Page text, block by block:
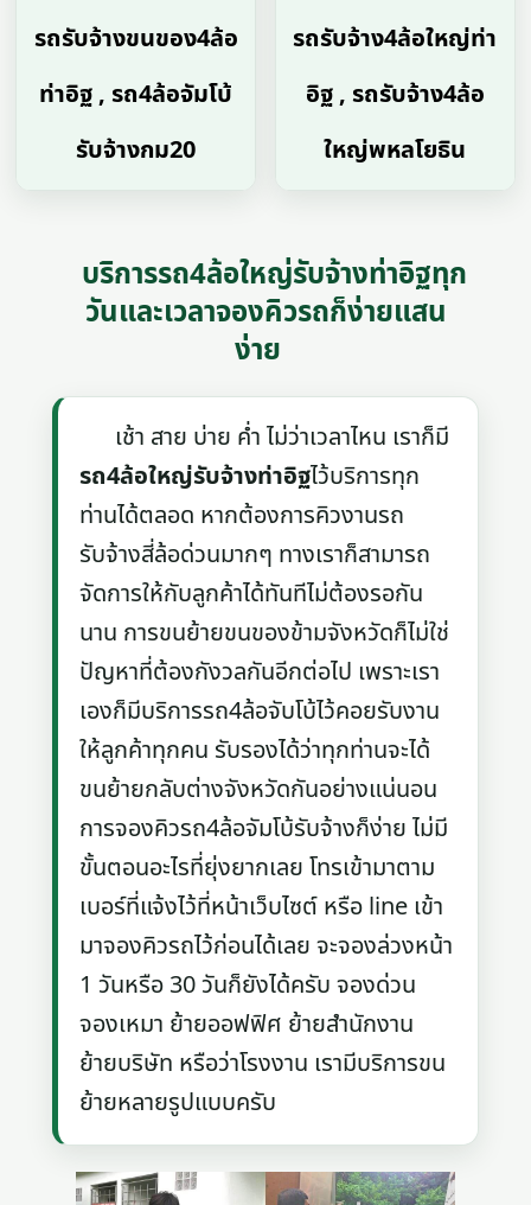
รถรับจ้างขนของ4ล้อ
ท่าอิฐ , รถ4ล้อจัมโบ้
รับจ้างกม20
รถรับจ้าง4ล้อใหญ่ท่า
อิฐ , รถรับจ้าง4ล้อ
ใหญ่พหลโยธิน
บริการรถ4ล้อใหญ่รับจ้างท่าอิฐทุก
วันและเวลาจองคิวรถก็ง่ายแสน
ง่าย
เช้า สาย บ่าย ค่ำ ไม่ว่าเวลาไหน เราก็มี
รถ4ล้อใหญ่รับจ้างท่าอิฐไว้บริการทุก
ท่านได้ตลอด หากต้องการคิวงานรถ
รับจ้างสี่ล้อด่วนมากๆ ทางเราก็สามารถ
จัดการให้กับลูกค้าได้ทันทีไม่ต้องรอกัน
นาน การขนย้ายขนของข้ามจังหวัดก็ไม่ใช่
ปัญหาที่ต้องกังวลกันอีกต่อไป เพราะเรา
เองก็มีบริการรถ4ล้อจับโบ้ไว้คอยรับงาน
ให้ลูกค้าทุกคน รับรองได้ว่าทุกท่านจะได้
ขนย้ายกลับต่างจังหวัดกันอย่างแน่นอน
การจองคิวรถ4ล้อจัมโบ้รับจ้างก็ง่าย ไม่มี
ขั้นตอนอะไรที่ยุ่งยากเลย โทรเข้ามาตาม
เบอร์ที่แจ้งไว้ที่หน้าเว็บไซต์ หรือ line เข้า
มาจองคิวรถไว้ก่อนได้เลย จะจองล่วงหน้า
1 วันหรือ 30 วันก็ยังได้ครับ จองด่วน
จองเหมา ย้ายออฟฟิศ ย้ายสำนักงาน
ย้ายบริษัท หรือว่าโรงงาน เรามีบริการขน
ย้ายหลายรูปแบบครับ